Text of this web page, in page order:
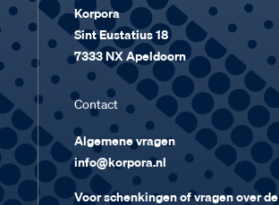
Korpora
Sint Eustatius 18
7333 NX Apeldoorn
Contact
Algemene vragen
info@korpora.nl
Voor schenkingen of vragen over de